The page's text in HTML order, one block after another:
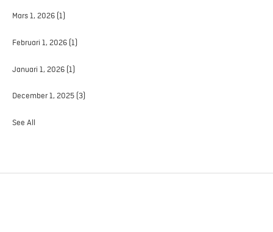
Mars 1, 2026 (1)
Februari 1, 2026 (1)
Januari 1, 2026 (1)
December 1, 2025 (3)
See All